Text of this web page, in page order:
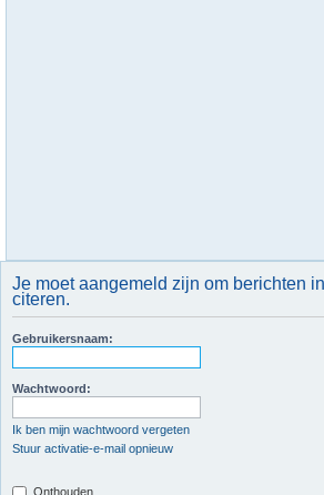
Je moet aangemeld zijn om berichten
citeren.
Gebruikersnaam:
Wachtwoord:
Ik ben mijn wachtwoord vergeten
Stuur activatie-e-mail opnieuw
Onthouden